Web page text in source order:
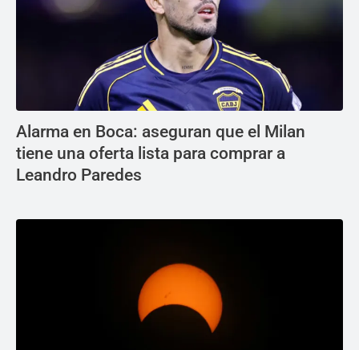
Alarma en Boca: aseguran que el Milan
tiene una oferta lista para comprar a
Leandro Paredes